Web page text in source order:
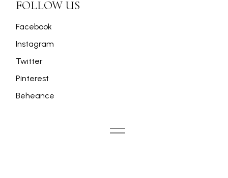
FOLLOW US
Facebook
Instagram
Twitter
Pinterest
Beheance